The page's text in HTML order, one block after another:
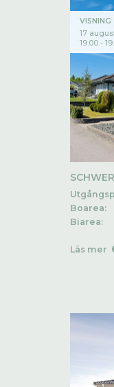
VISNING
17
19.00 -
Boarea:
Biarea:
Läs mer